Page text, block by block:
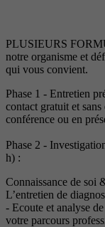
PLUSIEURS
notre organisme et
qui vous convient.
Phase 1 - Entretien
contact gratuit et
conférence ou en
Phase 2 -
h) :
Connaissance de soi
L’entretien de
- Ecoute et analyse
votre parcours